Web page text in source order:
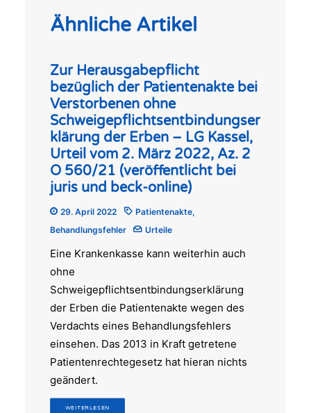
Ähnliche Artikel
Zur Herausgabepflicht
bezüglich der Patientenakte bei
Verstorbenen ohne
Schweigepflichtsentbindungser
klärung der Erben – LG Kassel,
Urteil vom 2. März 2022, Az. 2
O 560/21 (veröffentlicht bei
juris und beck-online)
29. April 2022 Patientenakte,
Behandlungsfehler
Urteile
Eine Krankenkasse kann weiterhin auch
ohne
Schweigepflichtsentbindungserklärung
der Erben die Patientenakte wegen des
Verdachts eines Behandlungsfehlers
einsehen. Das 2013 in Kraft getretene
Patientenrechtegesetz hat hieran nichts
geändert.
WEITERLESEN